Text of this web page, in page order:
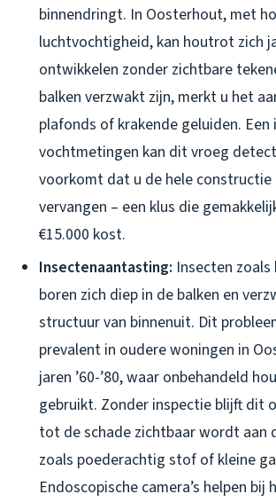
binnendringt. In Oosterhout, met
luchtvochtigheid, kan houtrot zich
ontwikkelen zonder zichtbare
balken verzwakt zijn, merkt u het
plafonds of krakende geluiden.
vochtmetingen kan dit vroeg
voorkomt dat u de hele
vervangen – een klus die
€15.000 kost.
Insectenaantasting: Insecten
boren zich diep in de balken en
structuur van binnenuit. Dit
prevalent in oudere woningen in
jaren ’60-’80, waar onbehandeld
gebruikt. Zonder inspectie blijft dit
tot de schade zichtbaar wordt aan
zoals poederachtig stof of kleine
Endoscopische camera’s helpen bij